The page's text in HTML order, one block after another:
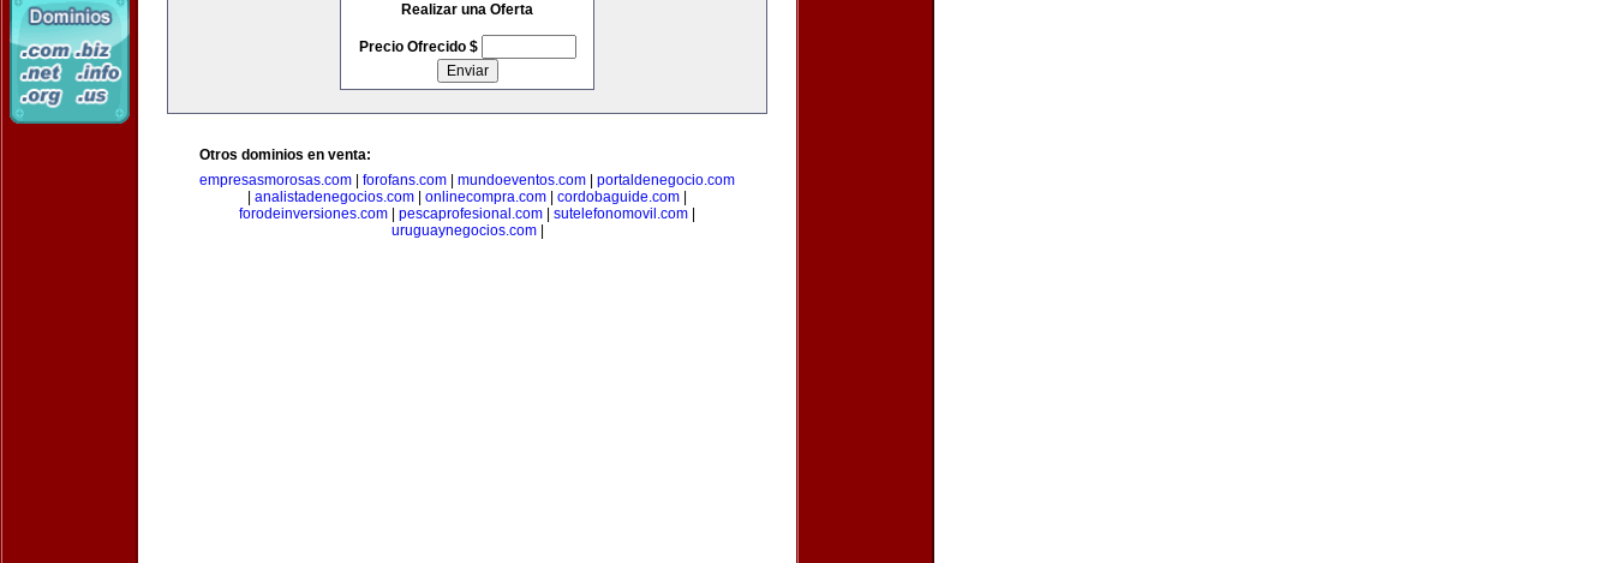
Realizar una Oferta
Precio Ofrecido $
Otros dominios en venta:
empresasmorosas.com
forofans.com mundoeventos.com
portaldenegocio.com
analistadenegocios.com onlinecompra.com cordobaguide.com
forodeinversiones.com
pescaprofesional.com sutelefonomovil.com
uruguaynegocios.com|